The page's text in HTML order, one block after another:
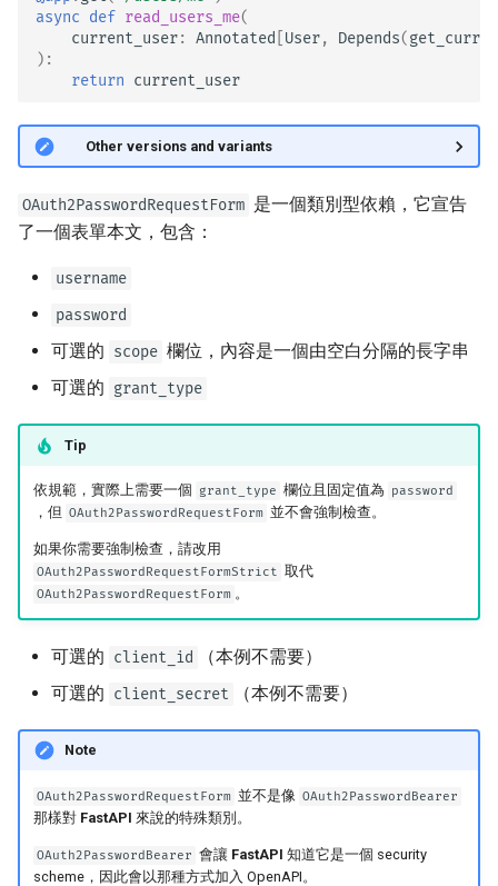
async def read_users_me(
current_user: Annotated User, Depends(
):
return current_user
🤓 Other versions and variants
OAuth2PasswordRequestForm 是一個類別型依賴，它宣告
了一個表單本文，包含：
username
password
可選的 scope 欄位，內容是一個由空白分隔的長字串
可選的 grant_type
Tip
依規範，實際上需要一個 grant_type 欄位且固定值為 password
，但 OAuth2PasswordRequestForm 並不會強制檢查。
如果你需要強制檢查，請改用
OAuth2PasswordRequestFormStrict 取代
OAuth2PasswordRequestForm 。
可選的 client_id
（本例不需要）
可選的 client_secret （本例不需要）
Note
OAuth2PasswordRequestForm 並不是像 OAuth2PasswordBearer
那樣對 FastAPI 來說的特殊類別。
OAuth2PasswordBearer 會讓 FastAPI 知道它是一個 security
scheme，因此會以那種方式加入 OpenAPI。